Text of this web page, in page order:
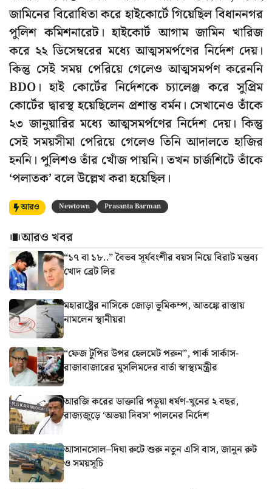
জামিনের বিরোধিতা করে হাইকোর্টে গিয়েছিল বিধাননগর
পুলিশ কমিশনারেট। হাইকোর্ট আগাম জামিন খারিজ
করে ২২ ডিসেম্বরের মধ্যে আত্মসমর্পণের নির্দেশ দেয়।
কিন্তু সেই সময় পেরিয়ে গেলেও আত্মসমর্পণ করেননি
BDO। হাই কোর্টের নির্দেশকে চ্যালেঞ্জ করে সুপ্রিম
কোর্টের দ্বারস্থ হয়েছিলেন প্রশান্ত বর্মন। সেখানেও তাঁকে
২৩ জানুয়ারির মধ্যে আত্মসমর্পণের নির্দেশ দেয়। কিন্তু
সেই সময়সীমা পেরিয়ে গেলেও তিনি আদালতে হাজির
হননি। পুলিশও তাঁর খোঁজ পায়নি। তখন চার্জশিটে তাঁকে
‘পলাতক’ বলে উল্লেখ করা হয়েছিল।
আরও Newtown Prasanta Barman
আরও খবর
“১৭ বা ১৮..” বৈভব সূর্যবংশীর বয়স নিয়ে বিরাট মন্তব্য
খোদ ব্রেট লির
মহারাষ্ট্রের নাসিকে জোড়া ভূমিকম্প, আতঙ্কে রাস্তায়
নামলেন স্থানীয়রা
“ফেজ টুপির উপর হেলমেট পরুন”, পার্ক সার্কাস-
রাজাবাজারের মুসলিমদের বার্তা স্বাস্থ্যমন্ত্রীর
আরজি করের ডাক্তারি পড়ুয়া ধর্ষণ-খুনের ২ বছর,
রাজ্যজুড়ে ‘অভয়া দিবস’ পালনের নির্দেশ
আসানসোল–দিঘা রুটে শুরু নতুন এসি বাস, জানুন রুট
ও সময়সূচি